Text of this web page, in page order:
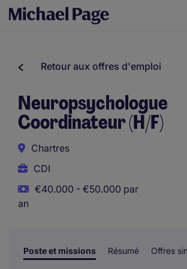
Retour aux offres d'emploi
Neuropsychologue
Coordinateur (H/F)
Chartres
CDI
€40.000 - €50.000 par
an
Poste et missions Résumé Offres